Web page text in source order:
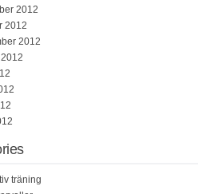
2012
2012
2012
träning